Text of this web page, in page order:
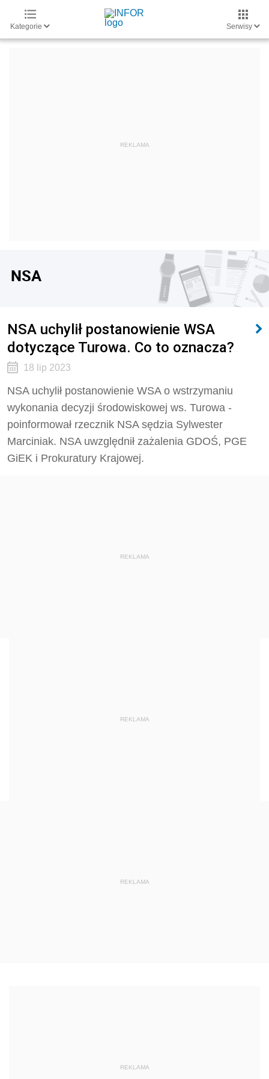
Kategorie Serwisy
NSA
NSA uchylił postanowienie WSA
dotyczące Turowa. Co to oznacza?
18 lip 2023
NSA uchylił postanowienie WSA o wstrzymaniu
wykonania decyzji środowiskowej ws. Turowa -
poinformował rzecznik NSA sędzia Sylwester
Marciniak. NSA uwzględnił zażalenia GDOŚ, PGE
GiEK i Prokuratury Krajowej.
REKLAMA
REKLAMA
REKLAMA
REKLAMA